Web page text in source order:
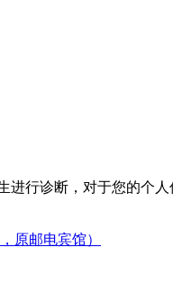
进行诊断，对于您的个
原邮电宾馆）